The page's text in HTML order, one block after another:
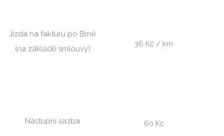
Jízda na fakturu po Brně
(na základě smlouvy)
36 Kč / km
Nástupní sazba 60 Kč